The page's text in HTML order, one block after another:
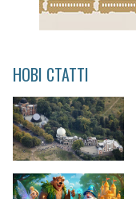
НОВІ СТАТТІ